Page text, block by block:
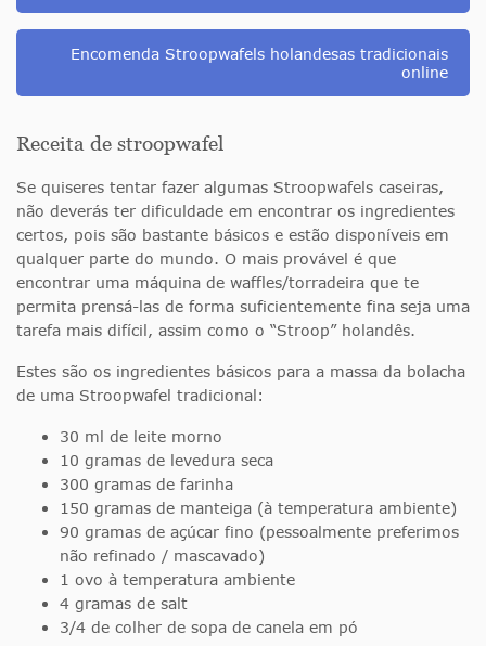
Encomenda Stroopwafels holandesas tradicionais
online
Receita de stroopwafel
Se quiseres tentar fazer algumas Stroopwafels caseiras,
não deverás ter dificuldade em encontrar os ingredientes
certos, pois são bastante básicos e estão disponíveis em
qualquer parte do mundo. O mais provável é que
encontrar uma máquina de waffles/torradeira que te
permita prensá-las de forma suficientemente fina seja uma
tarefa mais difícil, assim como o “Stroop” holandês.
Estes são os ingredientes básicos para a massa da bolacha
de uma Stroopwafel tradicional:
30 ml de leite morno
10 gramas de levedura seca
300 gramas de farinha
150 gramas de manteiga (à temperatura ambiente)
90 gramas de açúcar fino (pessoalmente preferimos
não refinado / mascavado)
1 ovo à temperatura ambiente
4 gramas de salt
3/4 de colher de sopa de canela em pó